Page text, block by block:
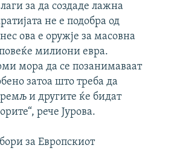
за да создаде лажна
не е подобра од
ова е оружје за масовна
милиони евра.
мора да се позанимаваат
затоа што треба да
и другите ќе бидат
рече Јурова.
за Европскиот